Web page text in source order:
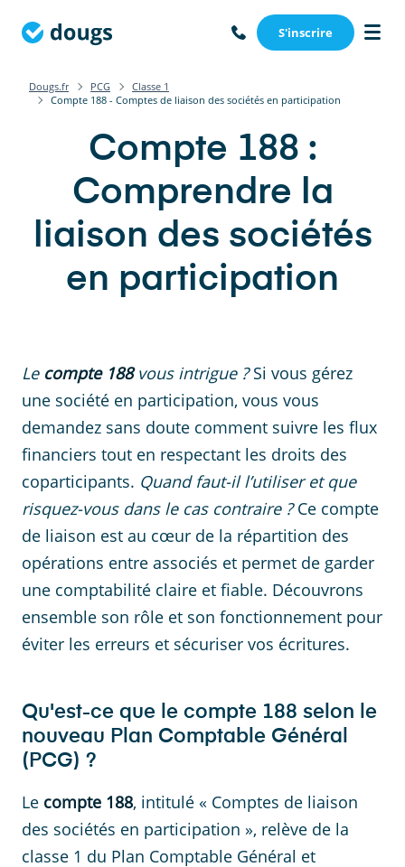
S'inscrire
Dougs.fr PCG
Classe 1
Compte 188 - Comptes de liaison des sociétés en participation
Compte 188 :
Comprendre la
liaison des sociétés
en participation
Le compte 188vous intrigue ?Si vous gérez
une société en participation, vous vous
demandez sans doute comment suivre les flux
financiers tout en respectant les droits des
coparticipants. Quand faut-il l’utiliser et que
risquez-vous dans le cas contraire ?Ce compte
de liaison est au cœur de la répartition des
opérations entre associés et permet de garder
une comptabilité claire et fiable. Découvrons
ensemble son rôle et son fonctionnement pour
éviter les erreurs et sécuriser vos écritures.
Qu'est-ce que le compte 188 selon le
nouveau Plan Comptable Général
(PCG) ?
Le compte 188, intitulé « Comptes de liaison
des sociétés en participation », relève de la
classe 1 du Plan Comptable Général et